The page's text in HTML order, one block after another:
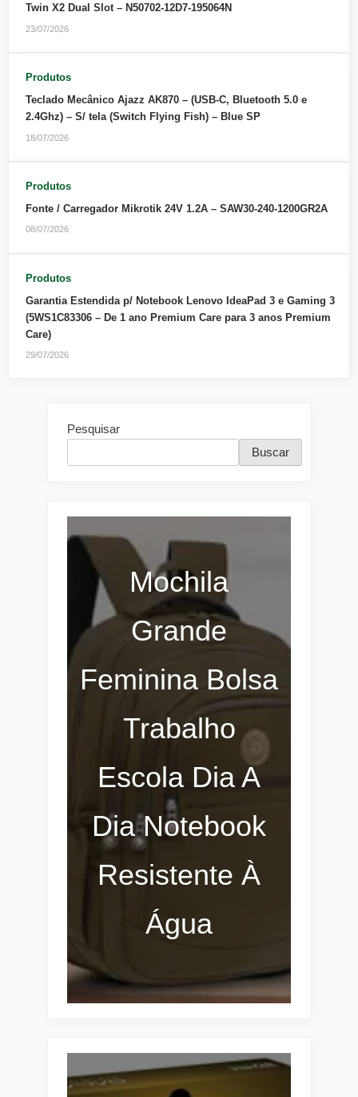
Twin X2 Dual Slot – N50702-12D7-195064N
23/07/2026
Produtos
Teclado Mecânico Ajazz AK870 – (USB-C, Bluetooth 5.0 e
2.4Ghz) – S/ tela (Switch Flying Fish) – Blue SP
18/07/2026
Produtos
Fonte / Carregador Mikrotik 24V 1.2A – SAW30-240-1200GR2A
08/07/2026
Produtos
Garantia Estendida p/ Notebook Lenovo IdeaPad 3 e Gaming 3
(5WS1C83306 – De 1 ano Premium Care para 3 anos Premium
Care)
29/07/2026
Pesquisar
Buscar
Mochila
Grande
Feminina Bolsa
Trabalho
Escola Dia A
Dia Notebook
Resistente À
Água